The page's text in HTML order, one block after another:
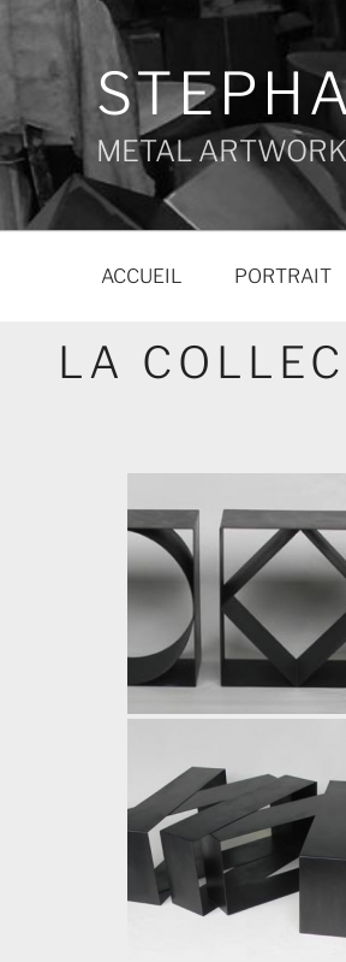
Aller
contenu
principal
METAL ARTWORK
ACCUEIL PORTRAIT
LA